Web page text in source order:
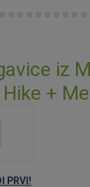
iz
+
PRVI!